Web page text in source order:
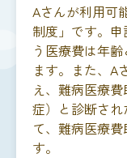
Aさんが利用可
制度」です。
う医療費は年
ます。また、A
え、難病医療
症）と診断され
て、難病医療
す。